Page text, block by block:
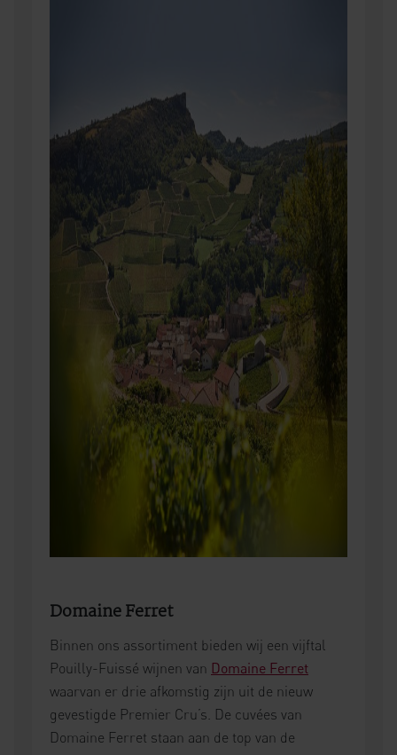
Domaine Ferret
Binnen ons assortiment bieden wij een vijftal
Pouilly-Fuissé wijnen van Domaine Ferret
waarvan er drie afkomstig zijn uit de nieuw
gevestigde Premier Cru’s. De cuvées van
Domaine Ferret staan aan de top van de